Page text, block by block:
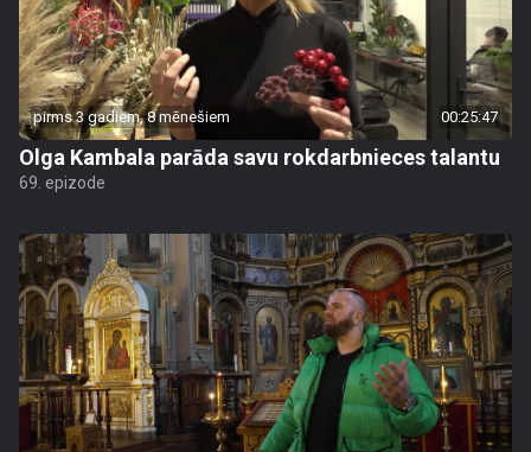
pirms 3 gadiem, 8 mēnešiem 00:25:47
Olga Kambala parāda savu rokdarbnieces talantu
69. epizode